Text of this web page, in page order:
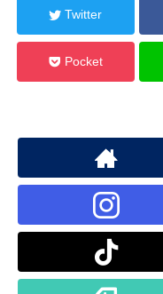
Twitter
Pocket